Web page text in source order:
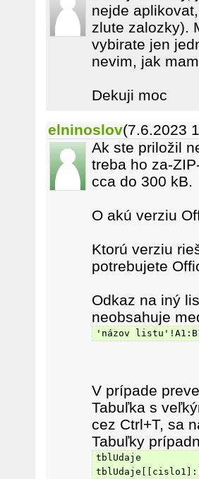
nejde
zlute zalozky).
vybirate jen
nevim, jak
Dekuji moc
elninoslov(7.6.2023
Ak ste priložil
treba ho za-
cca do 300 kB.
O akú verziu
Ktorú verziu
potrebujete
Odkaz na iný
neobsahuje
'názov
V prípade
Tabuľka s
cez Ctrl+T, sa
Tabuľky
tblUdaje